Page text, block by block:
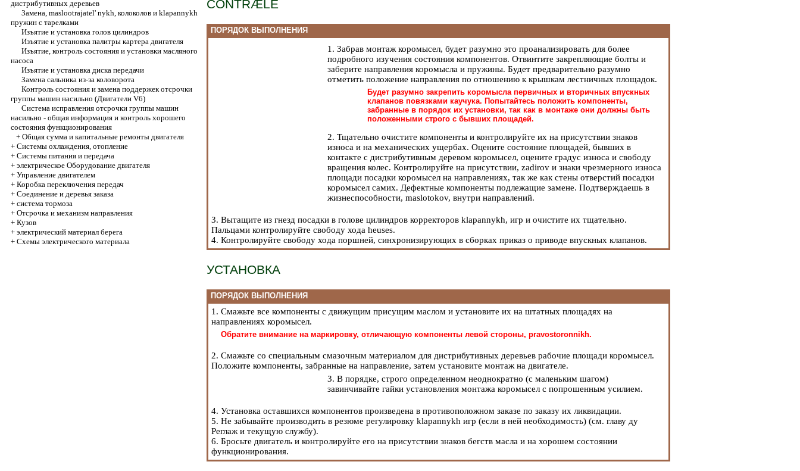
дистрибутивных деревьев
Замена, maslootrajatel' nykh, колоколов и klapannykh
пружин с тарелками
Изъятие и установка голов цилиндров
Изъятие и установка палитры картера двигателя
Изъятие, контроль состояния и установки масляного
насоса
Изъятие и установка диска передачи
Замена сальника из-за коловорота
Контроль состояния и замена поддержек отсрочки
группы машин насильно (Двигатели V6)
Система исправления отсрочки группы машин
насильно - общая информация и контроль хорошего
состояния функционирования
+ Общая сумма и капитальные ремонты двигателя
+ Системы охлаждения, отопление
+ Системы питания и передача
+ электрическое Оборудование двигателя
+ Управление двигателем
+ Коробка переключения передач
+ Соединение и деревья заказа
+ система тормоза
+ Отсрочка и механизм направления
+ Кузов
+ электрический материал берега
+ Схемы электрического материала
CONTRÆLE
ПОРЯДОК ВЫПОЛНЕНИЯ
1. Забрав монтаж коромысел, будет разумно это проанализировать для более
подробного изучения состояния компонентов. Отвинтите закрепляющие болты и
заберите направления коромысла и пружины. Будет предварительно разумно
отметить положение направления по отношению к крышкам лестничных площадок.
Будет разумно закрепить коромысла первичных и вторичных впускных
клапанов повязками каучука. Попытайтесь положить компоненты,
забранные в порядок их установки, так как в монтаже они должны быть
положенными строго с бывших площадей.
2. Тщательно очистите компоненты и контролируйте их на присутствии знаков
износа и на механических ущербах. Оцените состояние площадей, бывших в
контакте с дистрибутивным деревом коромысел, оцените градус износа и свободу
вращения колес. Контролируйте на присутствии, zadirov и знаки чрезмерного износа
площади посадки коромысел на направлениях, так же как стены отверстий посадки
коромысел самих. Дефектные компоненты подлежащие замене. Подтверждаешь в
жизнеспособности, maslotokov, внутри направлений.
3. Вытащите из гнезд посадки в голове цилиндров корректоров klapannykh, игр и очистите их тщательно.
Пальцами контролируйте свободу хода heuses.
4. Контролируйте свободу хода поршней, синхронизирующих в сборках приказ о приводе впускных клапанов.
УСТАНОВКА
ПОРЯДОК ВЫПОЛНЕНИЯ
1. Смажьте все компоненты с движущим присущим маслом и установите их на штатных площадях на
направлениях коромысел.
Обратите внимание на маркировку, отличающую компоненты левой стороны, pravostoronnikh.
2. Смажьте со специальным смазочным материалом для дистрибутивных деревьев рабочие площади коромысел.
Положите компоненты, забранные на направление, затем установите монтаж на двигателе.
3. В порядке, строго определенном неоднократно (с маленьким шагом)
завинчивайте гайки установления монтажа коромысел с попрошенным усилием.
4. Установка оставшихся компонентов произведена в противоположном заказе по заказу их ликвидации.
5. Не забывайте производить в резюме регулировку klapannykh игр (если в ней необходимость) (см. главу ду
Реглаж и текущую службу).
6. Бросьте двигатель и контролируйте его на присутствии знаков бегств масла и на хорошем состоянии
функционирования.